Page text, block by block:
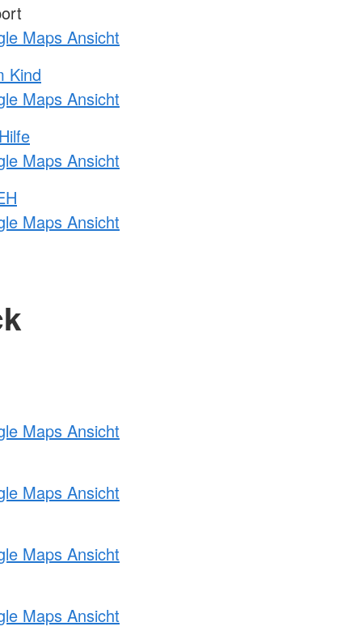
Maps Ansicht
Kind
Maps Ansicht
Maps Ansicht
Maps Ansicht
Maps Ansicht
Maps Ansicht
Maps Ansicht
Maps Ansicht